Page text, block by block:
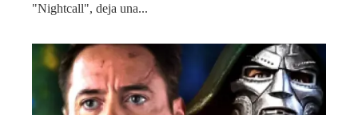
"Nightcall", deja una...